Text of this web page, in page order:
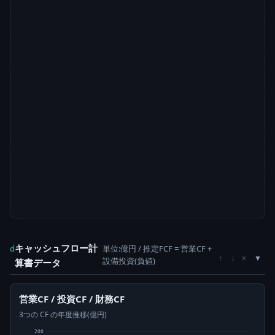
d キャッシュフロー計
算書データ
単位:億円 / 推定FCF = 営業CF +
設備投資(負値)
↑ ↓ ×
営業CF / 投資CF / 財務CF
3つの CF の年度推移(億円)
200